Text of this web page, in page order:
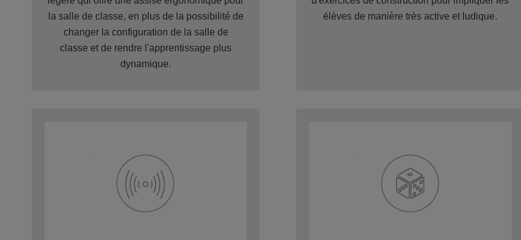
la salle de classe, en plus de la possibilité de
changer la configuration de la salle de
classe et de rendre l'apprentissage plus
dynamique.
élèves de manière très active et ludique.